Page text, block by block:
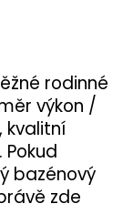
rodinné
výkon /
kvalitní
bazénový
zde